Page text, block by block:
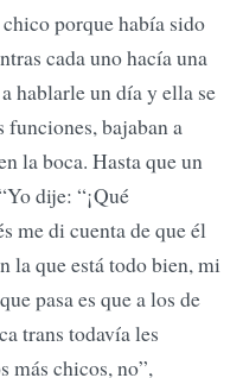
porque había sido
cada uno hacía una
hablarle un día y ella se
funciones, bajaban a
la boca. Hasta que un
dije: “¡Qué
me di cuenta de que él
la que está todo bien, mi
pasa es que a los de
trans todavía les
más chicos, no”,